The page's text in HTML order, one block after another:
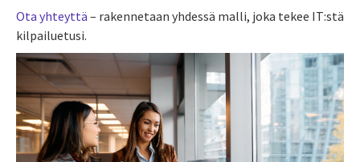
Ota yhteyttä – rakennetaan yhdessä malli, joka tekee IT:stä
kilpailuetusi.